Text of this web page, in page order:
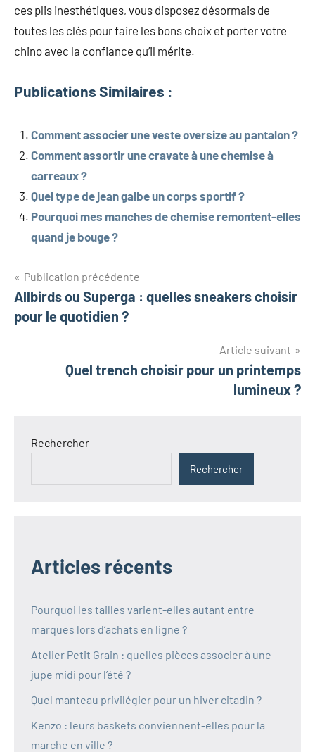
ces plis inesthétiques, vous disposez désormais de
toutes les clés pour faire les bons choix et porter votre
chino avec la confiance qu’il mérite.
Publications Similaires :
Comment associer une veste oversize au pantalon ?
Comment assortir une cravate à une chemise à
carreaux ?
Quel type de jean galbe un corps sportif ?
Pourquoi mes manches de chemise remontent-elles
quand je bouge ?
Navigation
de
Publication précédente
Allbirds ou Superga : quelles sneakers choisir
pour le quotidien ?
Article suivant
Quel trench choisir pour un printemps
lumineux ?
Rechercher
Rechercher
Articles récents
Pourquoi les tailles varient-elles autant entre
marques lors d’achats en ligne ?
Atelier Petit Grain : quelles pièces associer à une
jupe midi pour l’été ?
Quel manteau privilégier pour un hiver citadin ?
Kenzo : leurs baskets conviennent-elles pour la
marche en ville ?